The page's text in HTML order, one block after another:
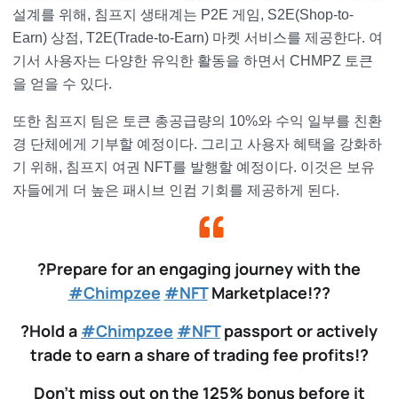
설계를 위해, 침프지 생태계는 P2E 게임, S2E(Shop-to-
Earn) 상점, T2E(Trade-to-Earn) 마켓 서비스를 제공한다. 여
기서 사용자는 다양한 유익한 활동을 하면서 CHMPZ 토큰
을 얻을 수 있다.
또한 침프지 팀은 토큰 총공급량의 10%와 수익 일부를 친환
경 단체에게 기부할 예정이다. 그리고 사용자 혜택을 강화하
기 위해, 침프지 여권 NFT를 발행할 예정이다. 이것은 보유
자들에게 더 높은 패시브 인컴 기회를 제공하게 된다.
?Prepare for an engaging journey with the
#Chimpzee #NFTMarketplace!??
?Hold a #Chimpzee #NFTpassport or actively
trade to earn a share of trading fee profits!?
Don't miss out on the 125% bonus before it